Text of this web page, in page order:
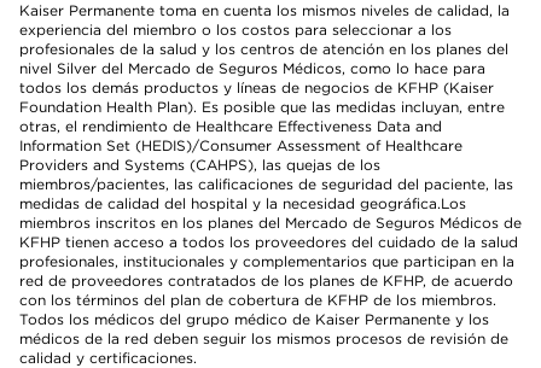
Kaiser Permanente toma en cuenta los mismos niveles de calidad, la
experiencia del miembro o los costos para seleccionar a los
profesionales de la salud y los centros de atención en los planes del
nivel Silver del Mercado de Seguros Médicos, como lo hace para
todos los demás productos y líneas de negocios de KFHP (Kaiser
Foundation Health Plan). Es posible que las medidas incluyan, entre
otras, el rendimiento de Healthcare Effectiveness Data and
Information Set (HEDIS)/Consumer Assessment of Healthcare
Providers and Systems (CAHPS), las quejas de los
miembros/pacientes, las calificaciones de seguridad del paciente, las
medidas de calidad del hospital y la necesidad geográfica.Los
miembros inscritos en los planes del Mercado de Seguros Médicos de
KFHP tienen acceso a todos los proveedores del cuidado de la salud
profesionales, institucionales y complementarios que participan en la
red de proveedores contratados de los planes de KFHP, de acuerdo
con los términos del plan de cobertura de KFHP de los miembros.
Todos los médicos del grupo médico de Kaiser Permanente y los
médicos de la red deben seguir los mismos procesos de revisión de
calidad y certificaciones.